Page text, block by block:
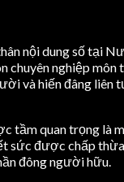
nội dung số tại
chuyên nghiệp
và hiến đâng
tầm quan trọng là
sức được chấp
đông người hữu.